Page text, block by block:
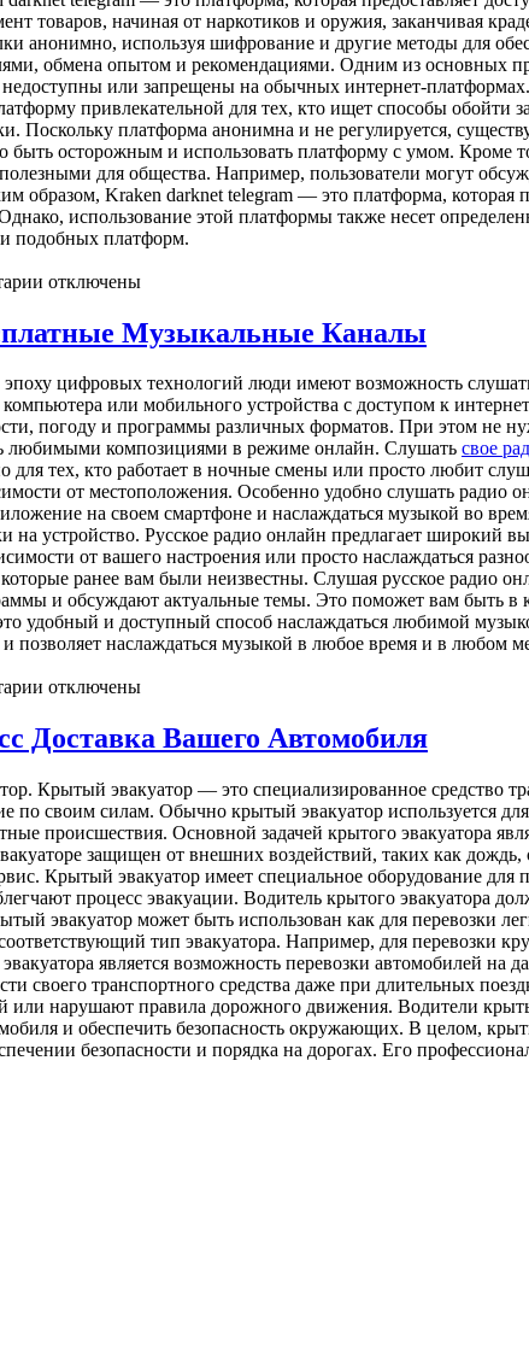
товаров, начиная от наркотиков и оружия, заканчивая
анонимно, используя шифрование и другие методы для
обмена опытом и рекомендациями. Одним из основных
или запрещены на обычных интернет-
привлекательной для тех, кто ищет способы обойти
Поскольку платформа анонимна и не регулируется,
осторожным и использовать платформу с умом. Кроме
для общества. Например, пользователи могут
образом, Kraken darknet telegram — это платформа, которая
использование этой платформы также несет
подобных платформ.
отключены
Музыкальные Каналы
цифровых технологий люди имеют возможность
или мобильного устройства с доступом к
погоду и программы различных форматов. При этом не
любимыми композициями в режиме онлайн. Слушать свое
для тех, кто работает в ночные смены или просто любит
от местоположения. Особенно удобно слушать радио
на своем смартфоне и наслаждаться музыкой во
на устройство. Русское радио онлайн предлагает
от вашего настроения или просто наслаждаться
ранее вам были неизвестны. Слушая русское радио
и обсуждают актуальные темы. Это поможет вам быть
удобный и доступный способ наслаждаться любимой
позволяет наслаждаться музыкой в любое время и в любом
отключены
Доставка Вашего Автомобиля
Крытый эвакуатор — это специализированное средство
по своим силам. Обычно крытый эвакуатор используется
происшествия. Основной задачей крытого эвакуатора
защищен от внешних воздействий, таких как
Крытый эвакуатор имеет специальное оборудование
процесс эвакуации. Водитель крытого эвакуатора
эвакуатор может быть использован как для перевозки
тип эвакуатора. Например, для перевозки
является возможность перевозки автомобилей на
своего транспортного средства даже при длительных
или нарушают правила дорожного движения. Водители
и обеспечить безопасность окружающих. В целом,
безопасности и порядка на дорогах. Его